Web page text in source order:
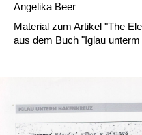
Angelika Beer
Material zum Artikel "The
aus dem Buch "Iglau